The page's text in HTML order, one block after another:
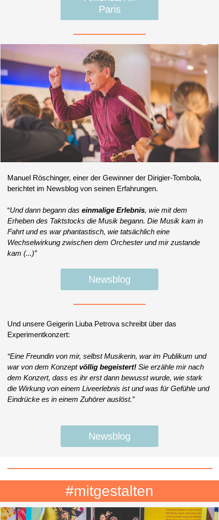
Paris
Manuel Röschinger, einer der Gewinner der Dirigier-Tombola,
berichtet im Newsblog von seinen Erfahrungen.
“Und dann begann das einmalige Erlebnis, wie mit dem
Erheben des Taktstocks die Musik begann. Die Musik kam in
Fahrt und es war phantastisch, wie tatsächlich eine
Wechselwirkung zwischen dem Orchester und mir zustande
kam (...)”
Newsblog
Und unsere Geigerin Liuba Petrova schreibt über das
Experimentkonzert:
“Eine Freundin von mir, selbst Musikerin, war im Publikum und
war von dem Konzeptvöllig begeistert! Sie erzähle mir nach
dem Konzert, dass es ihr erst dann bewusst wurde, wie stark
die Wirkung von einem Liveerlebnis ist und was für Gefühle und
Eindrücke es in einem Zuhörer auslöst.”
Newsblog
#mitgestalten